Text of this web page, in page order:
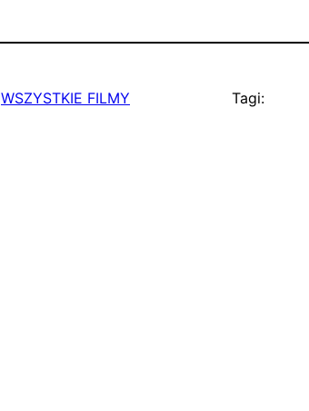
WSZYSTKIE FILMY Tagi: